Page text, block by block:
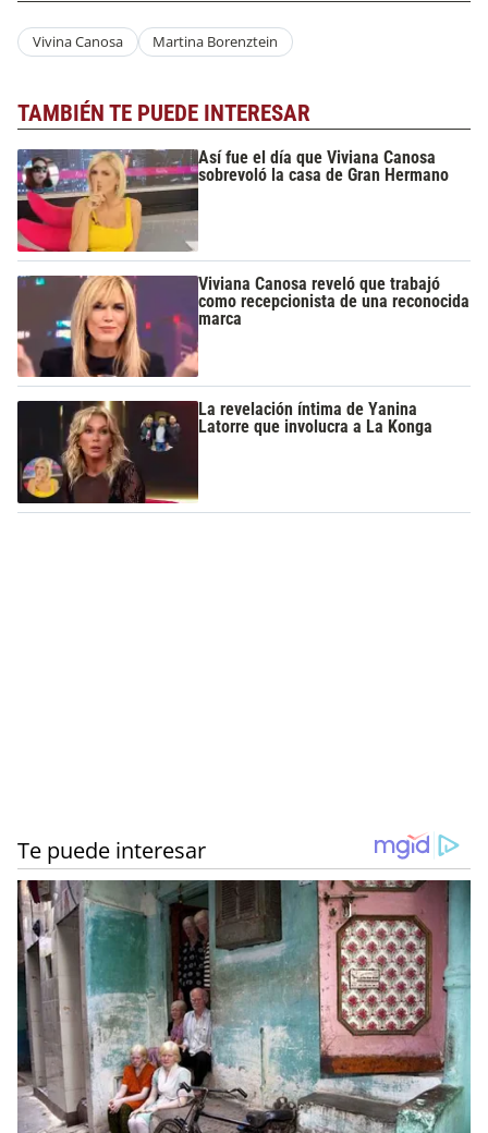
Vivina Canosa Martina Borenztein
TAMBIÉN TE PUEDE INTERESAR
Así fue el día que Viviana Canosa
sobrevoló la casa de Gran Hermano
Viviana Canosa reveló que trabajó
como recepcionista de una reconocida
marca
La revelación íntima de Yanina
Latorre que involucra a La Konga